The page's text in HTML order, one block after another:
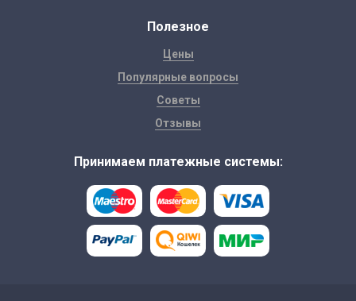
Полезное
Цены
Популярные вопросы
Советы
Отзывы
Принимаем платежные системы: